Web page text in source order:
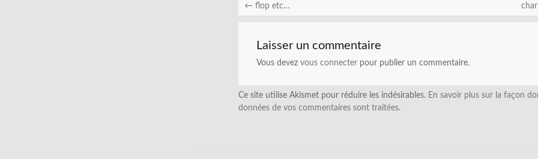
← flop etc…
Laisser un commentaire
Vous devez vous connecter pour publier un commentaire.
Ce site utilise Akismet pour réduire les indésirables. En savoir plus sur la façon
données de vos commentaires sont traitées.